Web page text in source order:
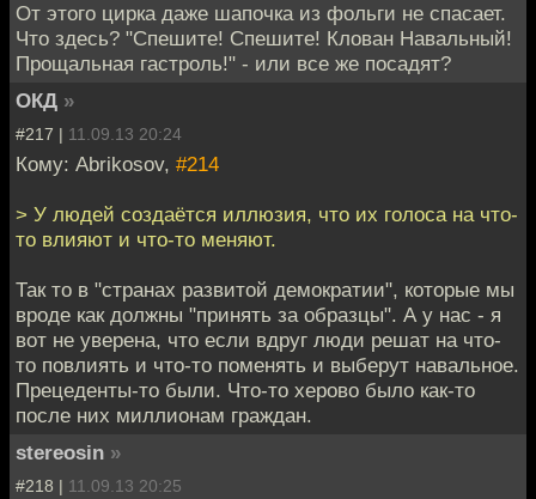
От этого цирка даже шапочка из фольги не спасает.
Что здесь? "Спешите! Спешите! Клован Навальный!
Прощальная гастроль!" - или все же посадят?
ОКД »
#217 | 11.09.13 20:24
Кому: Abrikosov, #214
> У людей создаётся иллюзия, что их голоса на что-
то влияют и что-то меняют.
Так то в "странах развитой демократии", которые мы
вроде как должны "принять за образцы". А у нас - я
вот не уверена, что если вдруг люди решат на что-
то повлиять и что-то поменять и выберут навальное.
Прецеденты-то были. Что-то херово было как-то
после них миллионам граждан.
stereosin »
#218 | 11.09.13 20:25